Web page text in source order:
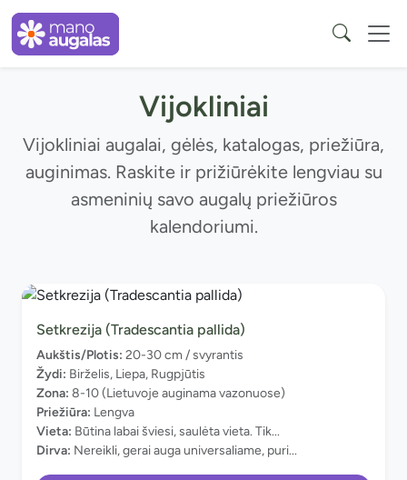
Vijokliniai
Vijokliniai augalai, gėlės, katalogas, priežiūra,
auginimas. Raskite ir prižiūrėkite lengviau su
asmeninių savo augalų priežiūros
kalendoriumi.
Setkrezija (Tradescantia pallida)
Aukštis/Plotis: 20-30 cm / svyrantis
Žydi: Birželis, Liepa, Rugpjūtis
Zona: 8-10 (Lietuvoje auginama vazonuose)
Priežiūra: Lengva
Vieta: Būtina labai šviesi, saulėta vieta. Tik...
Dirva: Nereikli, gerai auga universaliame, puri...